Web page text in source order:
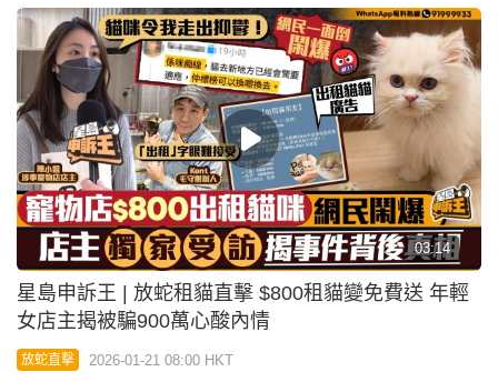
03:42
星島申訴王 | 尖沙咀重慶大廈賣「鼻吸煙粉」 聲稱可
醫哮喘眼疾兼壯陽
放蛇直擊 2026-01-06 08:00 HKT